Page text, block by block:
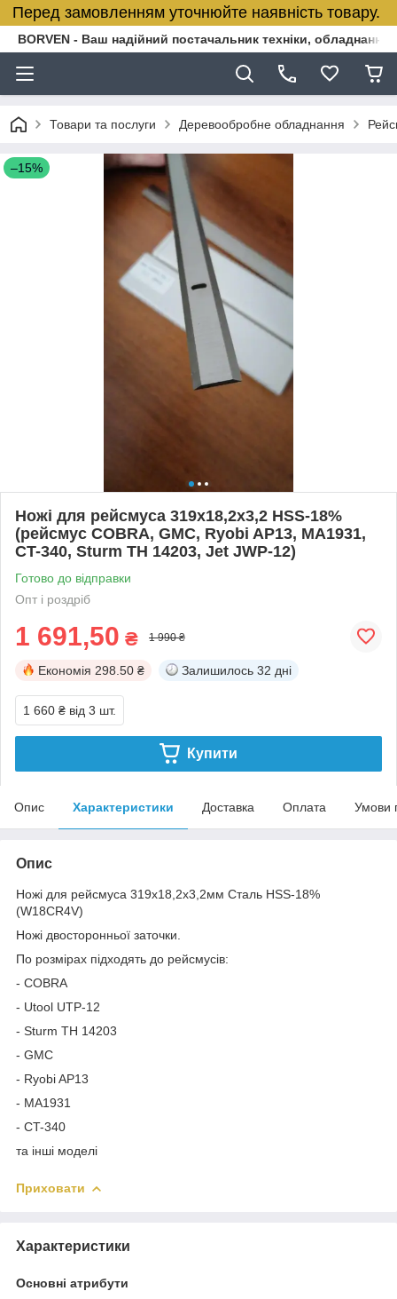
Перед замовленням уточнюйте наявність товару.
BORVEN - Ваш надійний постачальник техніки, обладнання
Товари та послуги Деревообробне обладнання
–15%
Ножі для рейсмуса 319x18,2x3,2 HSS-18%
(рейсмус COBRA, GMC, Ryobi AP13, MA1931,
CT-340, Sturm TH 14203, Jet JWP-12)
Готово до відправки
Опт і роздріб
1 691,50 ₴ 1 990 ₴
Економія 298.50 ₴ Залишилось 32 дні
1 660 ₴ від 3 шт.
Купити
Опис Характеристики Доставка Оплата Умови
Опис
Ножі для рейсмуса 319x18,2x3,2мм Сталь HSS-18%
(W18CR4V)
Ножі двосторонньої заточки.
По розмірах підходять до рейсмусів:
- COBRA
- Utool UTP-12
- Sturm TH 14203
- GMC
- Ryobi AP13
- MA1931
- CT-340
та інші моделі
Приховати
Характеристики
Основні атрибути